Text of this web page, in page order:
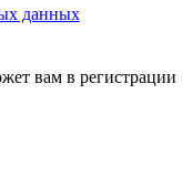
данных
вам в регистрации